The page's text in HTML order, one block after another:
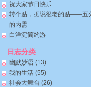
祝大家节日快乐
转个贴，据说很老的贴——五
的内需
白洋淀简约游
日志分类
幽默妙语 (13)
我的生活 (55)
社会大舞台 (26)